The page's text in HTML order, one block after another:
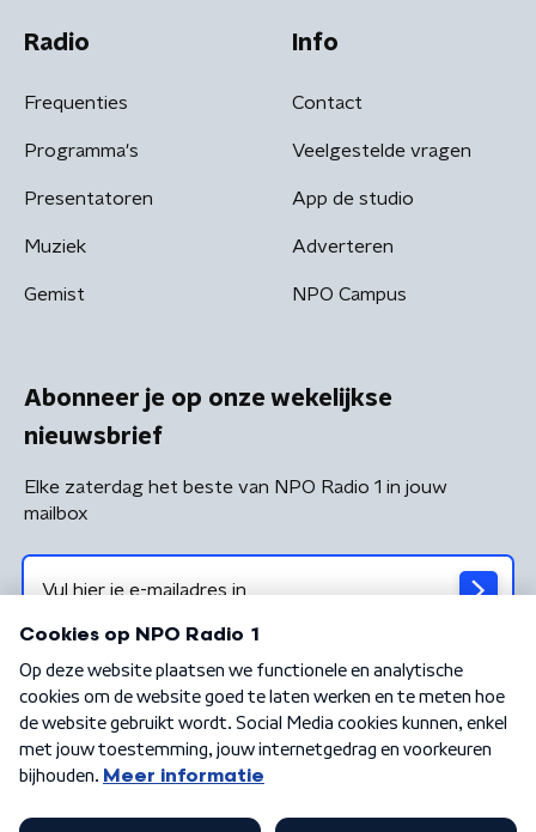
Radio
Frequenties
Programma's
Presentatoren
Muziek
Gemist
Info
Contact
Veelgestelde vragen
App de studio
Adverteren
NPO Campus
Abonneer je op onze wekelijkse
nieuwsbrief
Elke zaterdag het beste van NPO Radio 1 in jouw
mailbox
Algemene voorwaarden